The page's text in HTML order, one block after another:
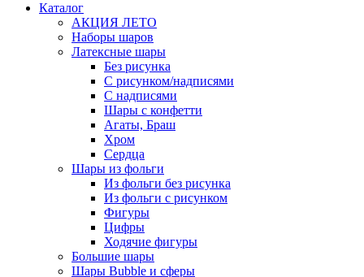
Каталог
АКЦИЯ ЛЕТО
Наборы шаров
Латексные шары
Без рисунка
С рисунком/надписями
С надписями
Шары с конфетти
Агаты, Браш
Хром
Сердца
Шары из фольги
Из фольги без рисунка
Из фольги с рисунком
Фигуры
Цифры
Ходячие фигуры
Большие шары
Шары Bubble и сферы